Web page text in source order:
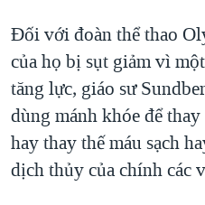
Đối với đoàn thể thao
của họ bị sụt giảm vì
tăng lực, giáo sư
dùng mánh khóe để
hay thay thế máu sạch
dịch thủy của chính các